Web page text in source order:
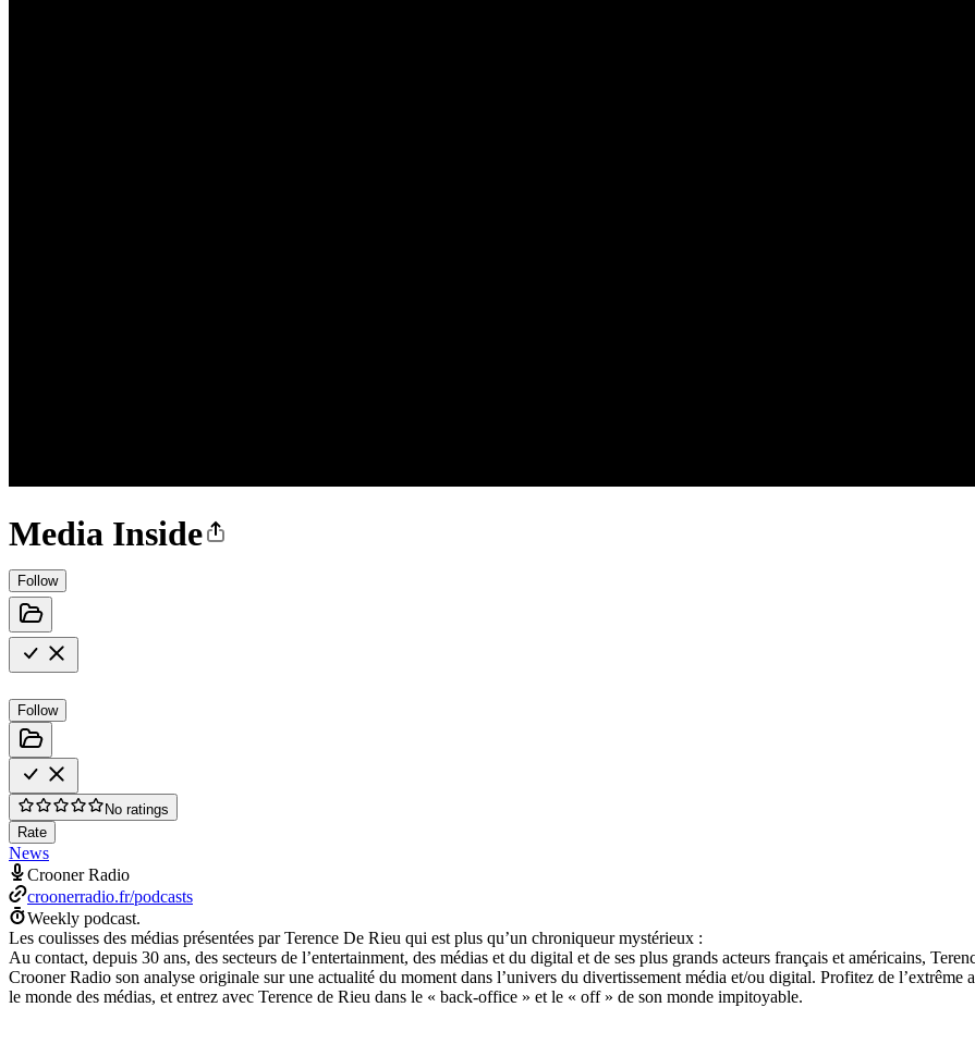
Media Inside
Follow
Follow
No ratings
Rate
News
Crooner Radio
croonerradio.fr/podcasts
Weekly podcast.
Les coulisses des médias présentées par Terence De Rieu qui est plus qu’un chroniqueur mystérieux :
Au contact, depuis 30 ans, des secteurs de l’entertainment, des médias et du digital et de ses plus grands acteurs français et américains,
Crooner Radio son analyse originale sur une actualité du moment dans l’univers du divertissement média et/ou digital. Profitez de l’extrême
le monde des médias, et entrez avec Terence de Rieu dans le « back-office » et le « off » de son monde impitoyable.